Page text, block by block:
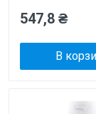
547,8 ₴
В